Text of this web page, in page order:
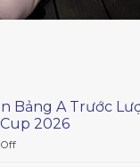
Bảng A Trước
2026
on